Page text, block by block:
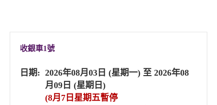
收銀車1號
日期: 2026年08月03日 (星期一) 至 2026年08
月09日 (星期日)
(8月7日星期五暫停